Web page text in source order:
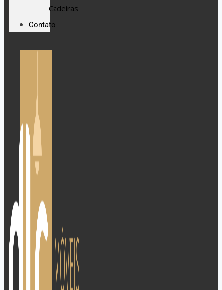
Cadeiras
Contato